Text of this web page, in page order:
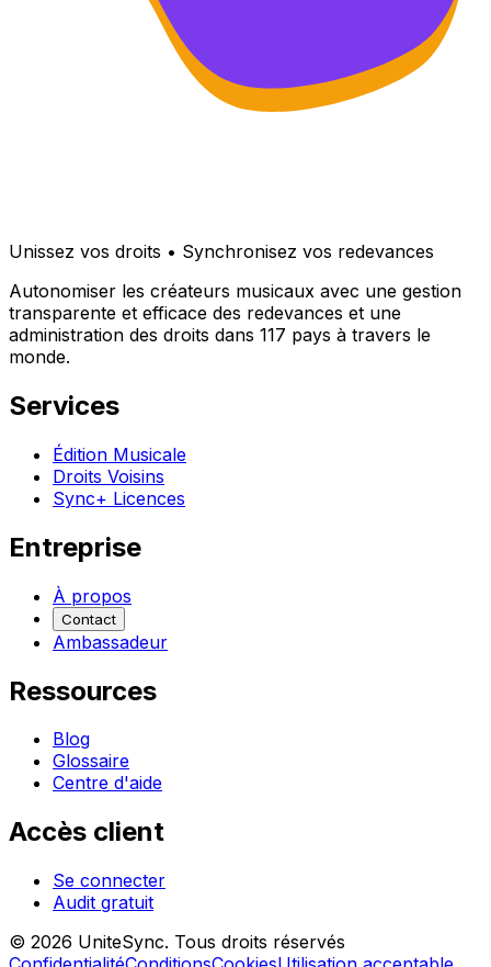
Unissez vos droits • Synchronisez vos redevances
Autonomiser les créateurs musicaux avec une gestion
transparente et efficace des redevances et une
administration des droits dans 117 pays à travers le
monde.
Services
Édition Musicale
Droits Voisins
Sync+ Licences
Entreprise
À propos
Contact
Ambassadeur
Ressources
Blog
Glossaire
Centre d'aide
Accès client
Se connecter
Audit gratuit
© 2026 UniteSync. Tous droits réservés